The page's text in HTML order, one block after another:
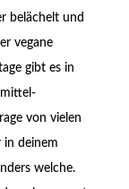
belächelt und
vegane
gibt es in
von vielen
in deinem
welche.